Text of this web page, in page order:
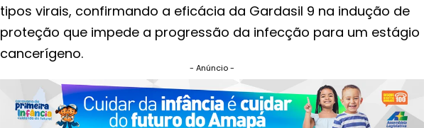
tipos virais, confirmando a eficácia da Gardasil 9 na indução de
proteção que impede a progressão da infecção para um estágio
cancerígeno.
- Anúncio -